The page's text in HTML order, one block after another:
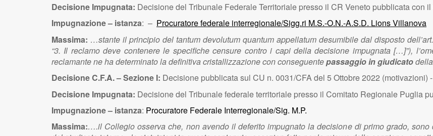
Decisione Impugnata: Decisione del Tribunale Federale Territoriale presso il CR Veneto pubblicata con
Impugnazione – istanza: – Procuratore federale interregionale/Sigg.ri M.S.-O.N.-A.S.D. Lions Villanova
Massima: …stante il principio del tantum devolutum quantum appellatum desumibile dal disposto
“3. Il reclamo deve contenere le specifiche censure contro i capi della decisione impugnata […]”),
reclamante ne ha determinato la definitiva cristallizzazione con conseguentepassaggio in giudicato
Decisione C.F.A. – Sezione I: Decisione pubblicata sul CU n. 0031/CFA del 5 Ottobre 2022 (motivazioni) -
Decisione Impugnata: Decisione del Tribunale federale territoriale presso il Comitato Regionale Puglia
Impugnazione – istanza: Procuratore Federale Interregionale/Sig. M.P.
Massima:….il Collegio osserva che, non avendo il deferito impugnato la decisione di primo grado, sono